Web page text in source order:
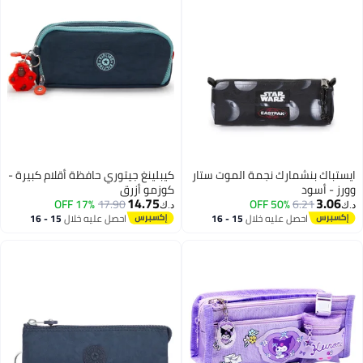
ايستباك بنشمارك نجمة الموت ستار
وورز - أسود
د.ك‏3.06
6.21
50% OFF
احصل عليه خلال 15 - 16
كيبلينغ جيتوري حافظة أقلام كبيرة -
كوزمو أزرق
د.ك‏14.75
17.90
17% OFF
احصل عليه خلال 15 - 16